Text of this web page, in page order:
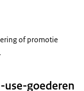
of promotie
use-goederen